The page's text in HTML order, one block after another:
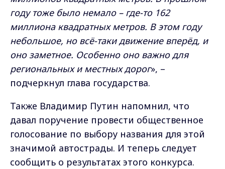
году тоже было немало – где-то 162
миллиона квадратных метров. В этом году
небольшое, но всё-таки движение вперёд, и
оно заметное. Особенно оно важно для
региональных и местных дорог», –
подчеркнул глава государства.
Также Владимир Путин напомнил, что
давал поручение провести общественное
голосование по выбору названия для этой
значимой автострады. И теперь следует
сообщить о результатах этого конкурса.